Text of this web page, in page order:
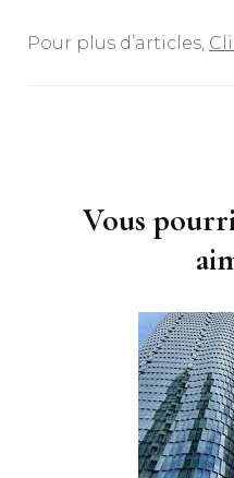
Pour plus d’articles,
Vous